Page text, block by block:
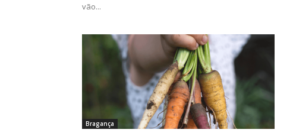
vão...
Bragança